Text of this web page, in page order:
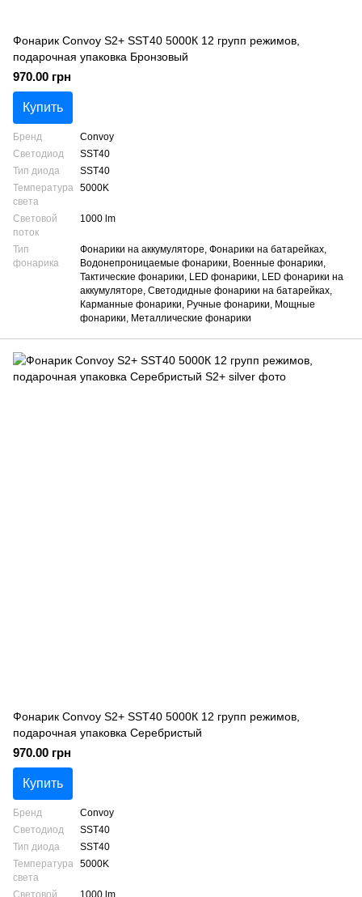
Фонарик Convoy S2+ SST40 5000К 12 групп режимов,
подарочная упаковка Бронзовый
970.00 грн
Купить
Бренд
Convoy
Светодиод
SST40
Тип диода
SST40
Температура
света
5000K
Световой
поток
1000 lm
Тип
фонарика
Фонарики на аккумуляторе, Фонарики на батарейках,
Водонепроницаемые фонарики, Военные фонарики,
Тактические фонарики, LED фонарики, LED фонарики на
аккумуляторе, Светодидные фонарики на батарейках,
Карманные фонарики, Ручные фонарики, Мощные
фонарики, Металлические фонарики
Фонарик Convoy S2+ SST40 5000К 12 групп режимов,
подарочная упаковка Серебристый
970.00 грн
Купить
Бренд
Convoy
Светодиод
SST40
Тип диода
SST40
Температура
света
5000K
Световой 1000 lm